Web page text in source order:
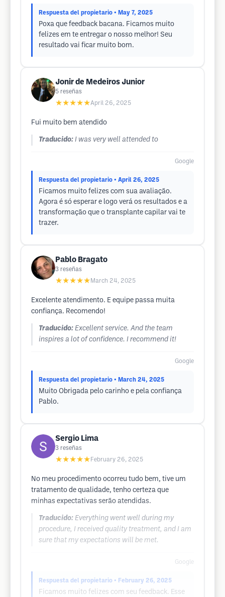
Respuesta del propietario • May 7, 2025
Poxa que feedback bacana. Ficamos muito
felizes em te entregar o nosso melhor! Seu
resultado vai ficar muito bom.
Jonir de Medeiros Junior
5 reseñas
★★★★★April 26, 2025
Fui muito bem atendido
Traducido: I was very well attended to
Google
Respuesta del propietario • April 26, 2025
Ficamos muito felizes com sua avaliação.
Agora é só esperar e logo verá os resultados e a
transformação que o transplante capilar vai te
trazer.
Pablo Bragato
3 reseñas
★★★★★ March 24, 2025
Excelente atendimento. E equipe passa muita
confiança. Recomendo!
Traducido: Excellent service. And the team
inspires a lot of confidence. I recommend it!
Google
Respuesta del propietario • March 24, 2025
Muito Obrigada pelo carinho e pela confiança
Pablo.
Sergio Lima
3 reseñas
★★★★★ February 26, 2025
No meu procedimento ocorreu tudo bem, tive um
tratamento de qualidade, tenho certeza que
minhas expectativas serão atendidas.
Traducido: Everything went well during my
procedure, I received quality treatment, and I am
sure that my expectations will be met.
Google
Respuesta del propietario • February 26, 2025
Ficamos muito felizes com seu feedback. Esse